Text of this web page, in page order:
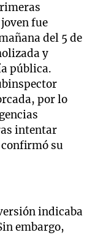
fue
del 5 de
y
pública.
por lo
intentar
su
indicaba
embargo,